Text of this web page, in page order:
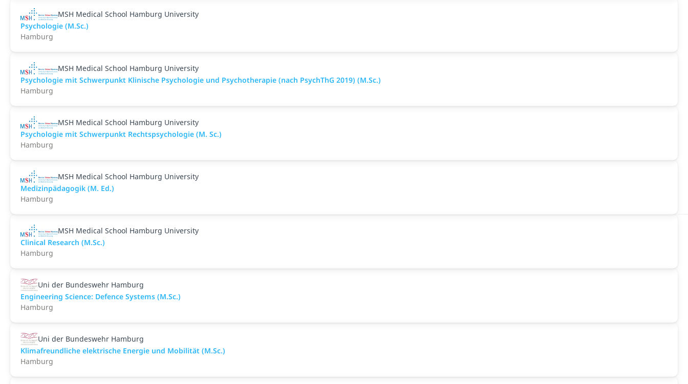
MSH Medical School Hamburg University
Psychologie (M.Sc.)
Hamburg
MSH Medical School Hamburg University
Psychologie mit Schwerpunkt Klinische Psychologie und Psychotherapie (nach PsychThG 2019) (M.Sc.)
Hamburg
MSH Medical School Hamburg University
Psychologie mit Schwerpunkt Rechtspsychologie (M. Sc.)
Hamburg
MSH Medical School Hamburg University
Medizinpädagogik (M. Ed.)
Hamburg
MSH Medical School Hamburg University
Clinical Research (M.Sc.)
Hamburg
Uni der Bundeswehr Hamburg
Engineering Science: Defence Systems (M.Sc.)
Hamburg
Uni der Bundeswehr Hamburg
Klimafreundliche elektrische Energie und Mobilität (M.Sc.)
Hamburg